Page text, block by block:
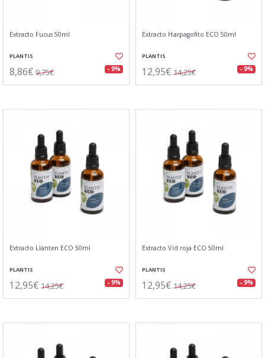
Extracto Fucus 50ml
PLANTIS
8,86€ 9,75€ - 9%
Extracto Harpagofito ECO 50ml
PLANTIS
12,95€ 14,25€ - 9%
Extracto Llanten ECO 50ml
PLANTIS
12,95€ 14,25€ - 9%
Extracto Vid roja ECO 50ml
PLANTIS
12,95€ 14,25€ - 9%